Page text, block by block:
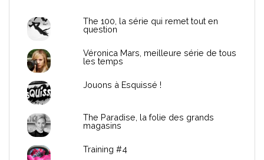
The 100, la série qui remet tout en
question
Véronica Mars, meilleure série de tous
les temps
Jouons à Esquissé !
The Paradise, la folie des grands
magasins
Training #4